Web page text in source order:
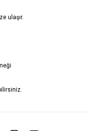
ulaşır.